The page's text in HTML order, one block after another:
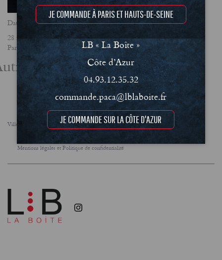
Date
28 février 2025
Partager
actualités
Villes FAQ Le concept
Notre engagement RSE
Conditions Générales de Vente (CGV)
Mentions légales et Politique de confidentialité
JE COMMANDE À PARIS ET HAUTS-DE-SEINE
LB « La Boîte »
Côte d’Azur
04.93.12.35.32
commande.paca@lblaboite.fr
JE COMMANDE SUR LA CÔTE D'AZUR